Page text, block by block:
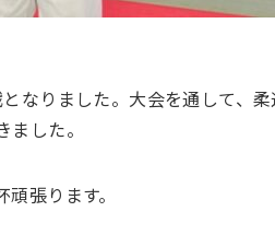
なりました。大会を通して、
した。
張ります。